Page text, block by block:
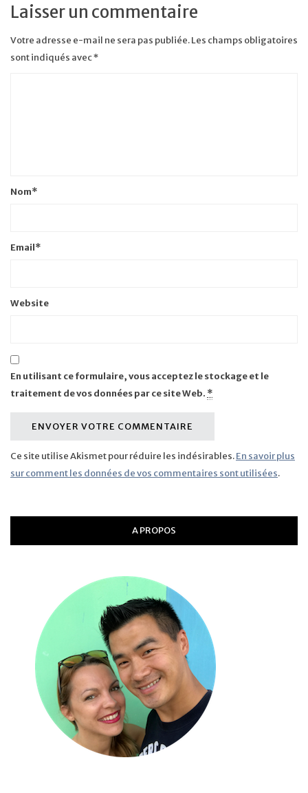
Laisser un commentaire
Votre adresse e-mail ne sera pas publiée.Les champs obligatoires
sont indiqués avec*
Nom*
Email*
Website
En utilisant ce formulaire, vous acceptez le stockage et le
traitement de vos données par ce site Web. *
Ce site utilise Akismet pour réduire les indésirables.En savoir plus
sur comment les données de vos commentaires sont utilisées.
A PROPOS